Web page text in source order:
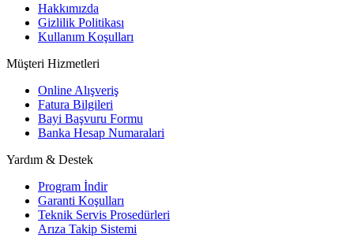
Hakkımızda
Gizlilik Politikası
Kullanım Koşulları
Müşteri Hizmetleri
Online Alışveriş
Fatura Bilgileri
Bayi Başvuru Formu
Banka Hesap Numaralari
Yardım & Destek
Program İndir
Garanti Koşulları
Teknik Servis Prosedürleri
Arıza Takip Sistemi